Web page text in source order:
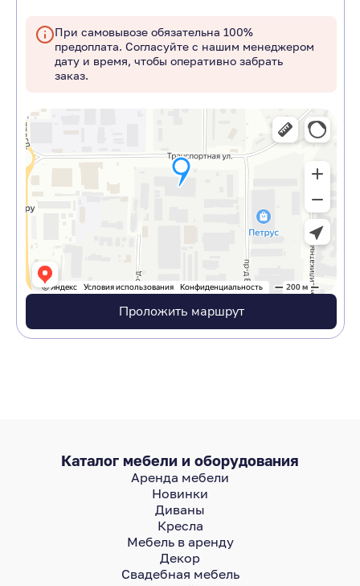
При самовывозе обязательна 100%
предоплата. Согласуйте с нашим менеджером
дату и время, чтобы оперативно забрать
заказ.
Проложить маршрут
Каталог мебели и оборудования
Аренда мебели
Новинки
Диваны
Кресла
Мебель в аренду
Декор
Свадебная мебель